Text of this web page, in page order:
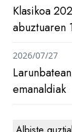
Klasikoa
abuztuaren
emanaldiak
2026/07/27